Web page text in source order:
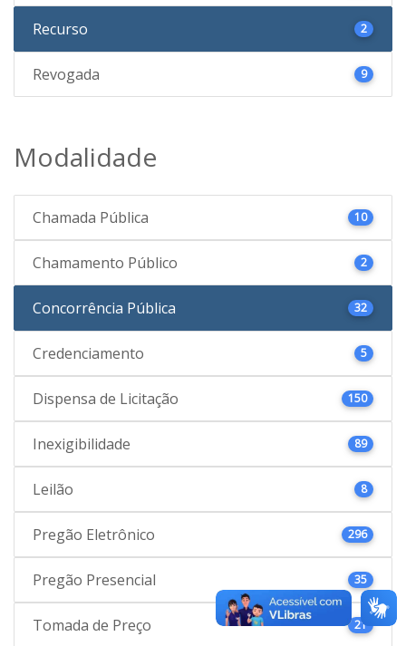
Recurso 2
Revogada 9
Modalidade
Chamada Pública 10
Chamamento Público 2
Concorrência Pública 32
Credenciamento 5
Dispensa de Licitação 150
Inexigibilidade 89
Leilão 8
Pregão Eletrônico 296
Pregão Presencial 35
Tomada de Preço 21